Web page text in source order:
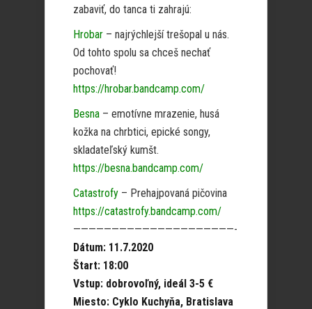
zabaviť, do tanca ti zahrajú:
Hrobar – najrýchlejší trešopal u nás.
Od tohto spolu sa chceš nechať
pochovať!
https://hrobar.bandcamp.com/
Besna – emotívne mrazenie, husá
kožka na chrbtici, epické songy,
skladateľský kumšt.
https://besna.bandcamp.com/
Catastrofy – Prehajpovaná pičovina
https://catastrofy.bandcamp.com/
—————————————————————-
Dátum: 11.7.2020
Štart: 18:00
Vstup: dobrovoľný, ideál 3-5 €
Miesto: Cyklo Kuchyňa, Bratislava